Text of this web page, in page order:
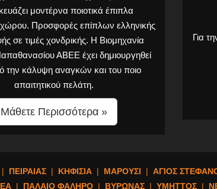
μοντέρνα ποιοτικά έπιπλα
Προσφορές επίπλων ελληνικής
σε τιμές χονδρικής. Η Βιομηχανία
ΑΒΕΕ έχει δημιουργηθεί
την κάλυψη αναγκών και του ποιο
απαιτητικού πελάτη.
Μάθετε Περισσότερα »
Για
| ΠΕΙΡΑΙΑΣ | ΚΗΦΙΣΙΑ | ΜΑΡΟΥΣΙ | ΑΓΙΟΣ
| ΠΑΛΑΙΟ ΦΑΛΗΡΟ | ΒΥΡΩΝΑΣ | ΥΜΗΤΤΟΣ |